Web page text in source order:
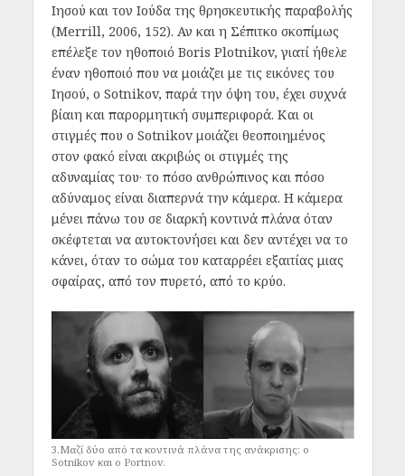
Ιησού και τον Ιούδα της θρησκευτικής παραβολής
(Merrill, 2006, 152). Αν και η Σέπιτκο σκοπίμως
επέλεξε τον ηθοποιό Boris Plotnikov, γιατί ήθελε
έναν ηθοποιό που να μοιάζει με τις εικόνες του
Ιησού, ο Sotnikov, παρά την όψη του, έχει συχνά
βίαιη και παρορμητική συμπεριφορά. Και οι
στιγμές που ο Sotnikov μοιάζει θεοποιημένος
στον φακό είναι ακριβώς οι στιγμές της
αδυναμίας του· το πόσο ανθρώπινος και πόσο
αδύναμος είναι διαπερνά την κάμερα. Η κάμερα
μένει πάνω του σε διαρκή κοντινά πλάνα όταν
σκέφτεται να αυτοκτονήσει και δεν αντέχει να το
κάνει, όταν το σώμα του καταρρέει εξαιτίας μιας
σφαίρας, από τον πυρετό, από το κρύο.
3.Μαζί δύο από τα κοντινά πλάνα της ανάκρισης: ο
Sotnikov και ο Portnov.